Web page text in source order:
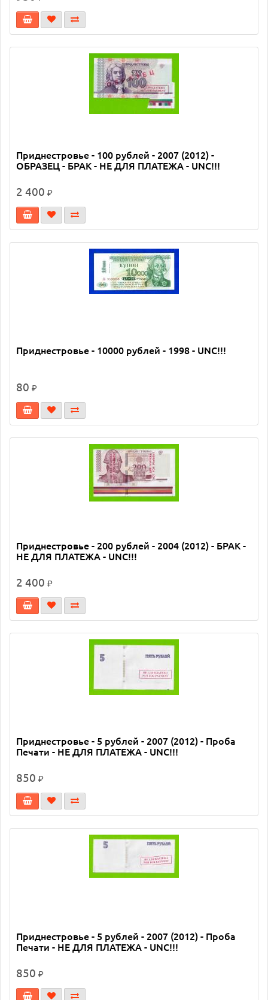
Приднестровье - 100 рублей - 2007 (2012) -
ОБРАЗЕЦ - БРАК - НЕ ДЛЯ ПЛАТЕЖА - UNC!!!
2 400 ₽
Приднестровье - 10000 рублей - 1998 - UNC!!!
80 ₽
Приднестровье - 200 рублей - 2004 (2012) - БРАК -
НЕ ДЛЯ ПЛАТЕЖА - UNC!!!
2 400 ₽
Приднестровье - 5 рублей - 2007 (2012) - Проба
Печати - НЕ ДЛЯ ПЛАТЕЖА - UNC!!!
850 ₽
Приднестровье - 5 рублей - 2007 (2012) - Проба
Печати - НЕ ДЛЯ ПЛАТЕЖА - UNC!!!
850 ₽